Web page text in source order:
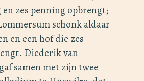
zes penning opbrengt;
schonk aldaar
en een hof die zes
Diederik van
samen met zijn twee